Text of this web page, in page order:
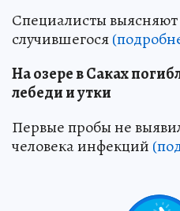
Специалисты
случившегося
На озере в Саках
лебеди и утки
Первые пробы не
человека инфекций